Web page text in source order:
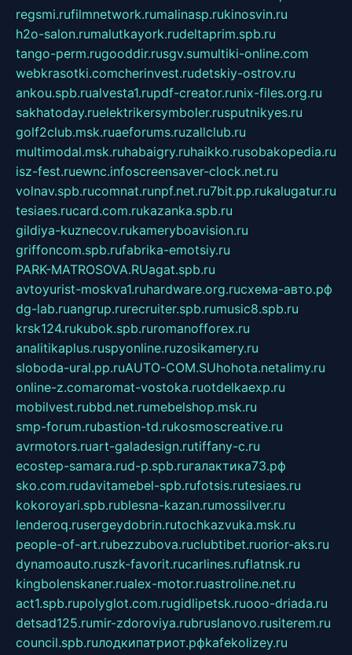
regsmi.rufilmnetwork.rumalinasp.rukinosvin.ru
h2o-salon.rumalutkayork.rudeltaprim.spb.ru
tango-perm.rugooddir.rusgv.sumultiki-online.com
webkrasotki.comcherinvest.rudetskiy-ostrov.ru
ankou.spb.rualvesta1.rupdf-creator.runix-files.org.ru
sakhatoday.ruelektrikersymboler.rusputnikyes.ru
golf2club.msk.ruaeforums.ruzallclub.ru
multimodal.msk.ruhabaigry.ruhaikko.rusobakopedia.ru
isz-fest.ruewnc.infoscreensaver-clock.net.ru
volnav.spb.rucomnat.runpf.net.ru7bit.pp.rukalugatur.ru
tesiaes.rucard.com.rukazanka.spb.ru
gildiya-kuznecov.rukameryboavision.ru
griffoncom.spb.rufabrika-emotsiy.ru
PARK-MATROSOVA.RUagat.spb.ru
avtoyurist-moskva1.ruhardware.org.ruсхема-авто.рф
dg-lab.ruangrup.rurecruiter.spb.rumusic8.spb.ru
krsk124.rukubok.spb.ruromanofforex.ru
analitikaplus.ruspyonline.ruzosikamery.ru
sloboda-ural.pp.ruAUTO-COM.SUhohota.netalimy.ru
online-z.comaromat-vostoka.ruotdelkaexp.ru
mobilvest.rubbd.net.rumebelshop.msk.ru
smp-forum.rubastion-td.rukosmoscreative.ru
avrmotors.ruart-galadesign.rutiffany-c.ru
ecostep-samara.rud-p.spb.ruгалактика73.рф
sko.com.rudavitamebel-spb.rufotsis.rutesiaes.ru
kokoroyari.spb.rublesna-kazan.rumossilver.ru
lenderoq.rusergeydobrin.rutochkazvuka.msk.ru
people-of-art.rubezzubova.ruclubtibet.ruorior-aks.ru
dynamoauto.ruszk-favorit.rucarlines.ruflatnsk.ru
kingbolenskaner.rualex-motor.ruastroline.net.ru
act1.spb.rupolyglot.com.rugidlipetsk.ruooo-driada.ru
detsad125.rumir-zdoroviya.rubruslanovo.rusiterem.ru
council.spb.ruлодкипатриот.рфkafekolizey.ru